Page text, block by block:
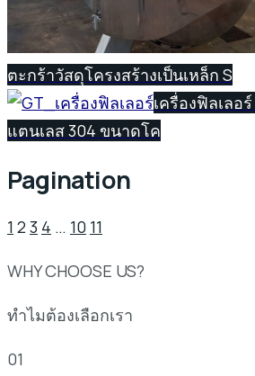
ตะกร้าวัสดุโครงสร้างเป็นเหล็ก S
เครื่องฟิลเลอ
แตนเลส 304 ขนาดโค
Pagination
1 23 4 … 10 11
WHY CHOOSE US?
ทำไมต้องเลือกเรา
01